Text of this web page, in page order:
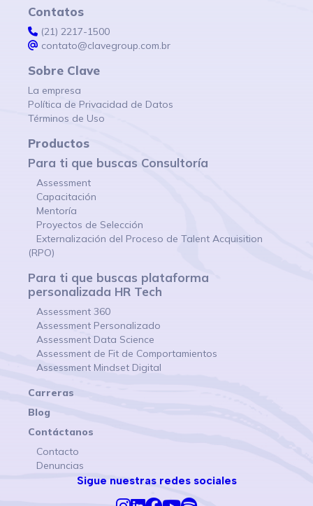
Contatos
(21) 2217-1500
contato@clavegroup.com.br
Sobre Clave
La empresa
Política de Privacidad de Datos
Términos de Uso
Productos
Para ti que buscas Consultoría
Assessment
Capacitación
Mentoría
Proyectos de Selección
Externalización del Proceso de Talent Acquisition
(RPO)
Para ti que buscas plataforma
personalizada HR Tech
Assessment 360
Assessment Personalizado
Assessment Data Science
Assessment de Fit de Comportamientos
Assessment Mindset Digital
Carreras
Blog
Contáctanos
Contacto
Denuncias
Sigue nuestras redes sociales